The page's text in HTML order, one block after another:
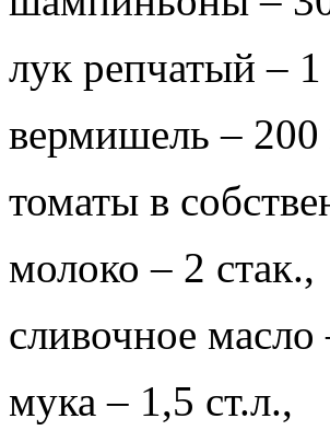
лук репчатый –
вермишель – 200
томаты в
молоко – 2 стак.,
сливочное масло
мука – 1,5 ст.л.,